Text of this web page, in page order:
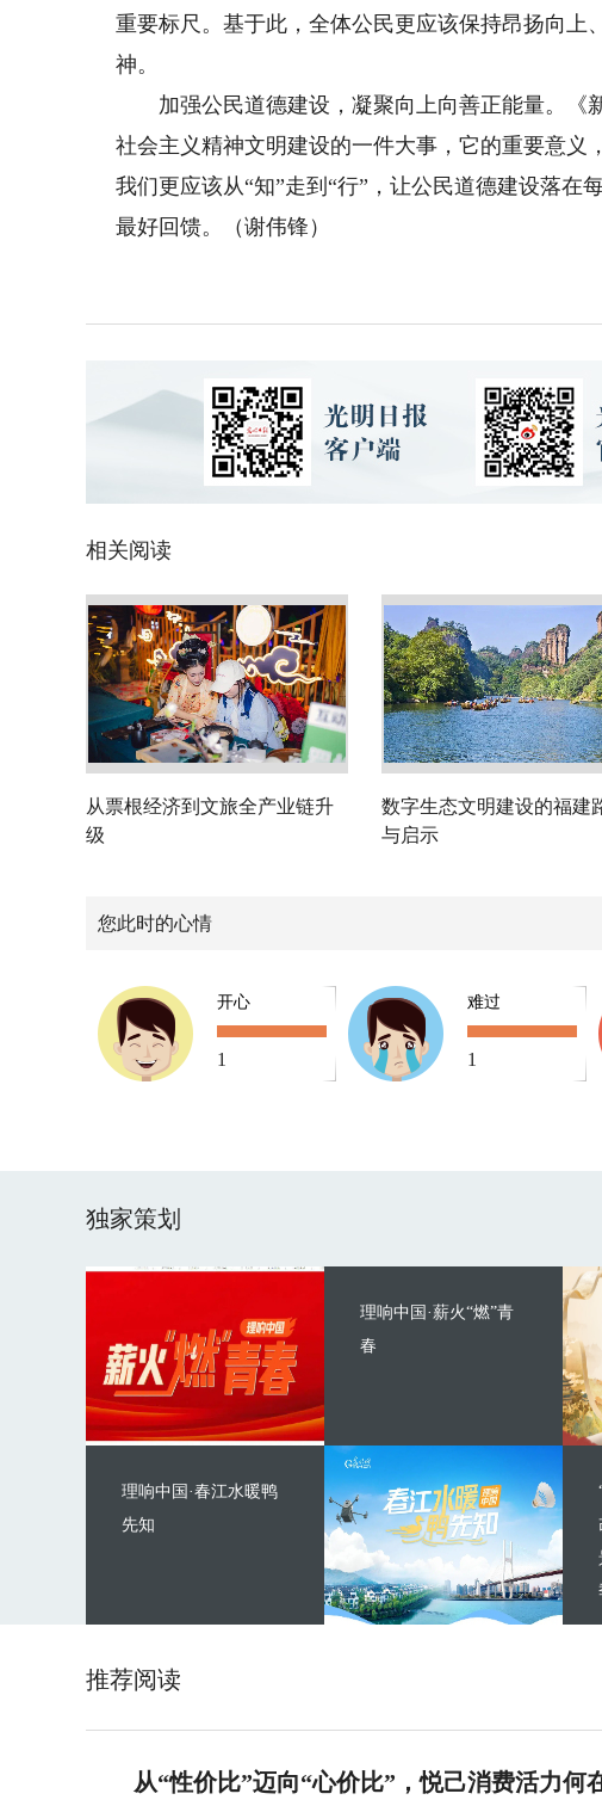
重要标尺。基于此，全体公民更应该保持昂扬向
神。
加强公民道德建设，凝聚向上向善正能量。《
社会主义精神文明建设的一件大事，它的重要意义
我们更应该从“知”走到“行”，让公民道德建设落
最好回馈。（谢伟锋）
相关阅读
从票根经济到文旅全产业链升
级
数字生态文明建设的福建
与启示
您此时的心情
开心
1
难过
1
独家策划
理响中国·薪火“燃”青
春
理响中国·春江水暖鸭
先知
推荐阅读
从“性价比”迈向“心价比”，悦己消费活力何